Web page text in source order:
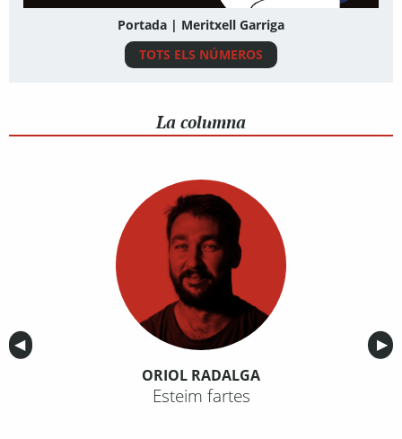
Portada | Meritxell Garriga
TOTS ELS NÚMEROS
La columna
Anterior
◀︎ ▶︎
ORIOL RADALGA
Esteim fartes